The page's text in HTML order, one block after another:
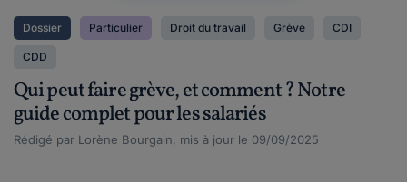
Dossier Particulier Droit du travail Grève CDI
CDD
Qui peut faire grève, et comment ? Notre
guide complet pour les salariés
Rédigé par Lorène Bourgain, mis à jour le 09/09/2025